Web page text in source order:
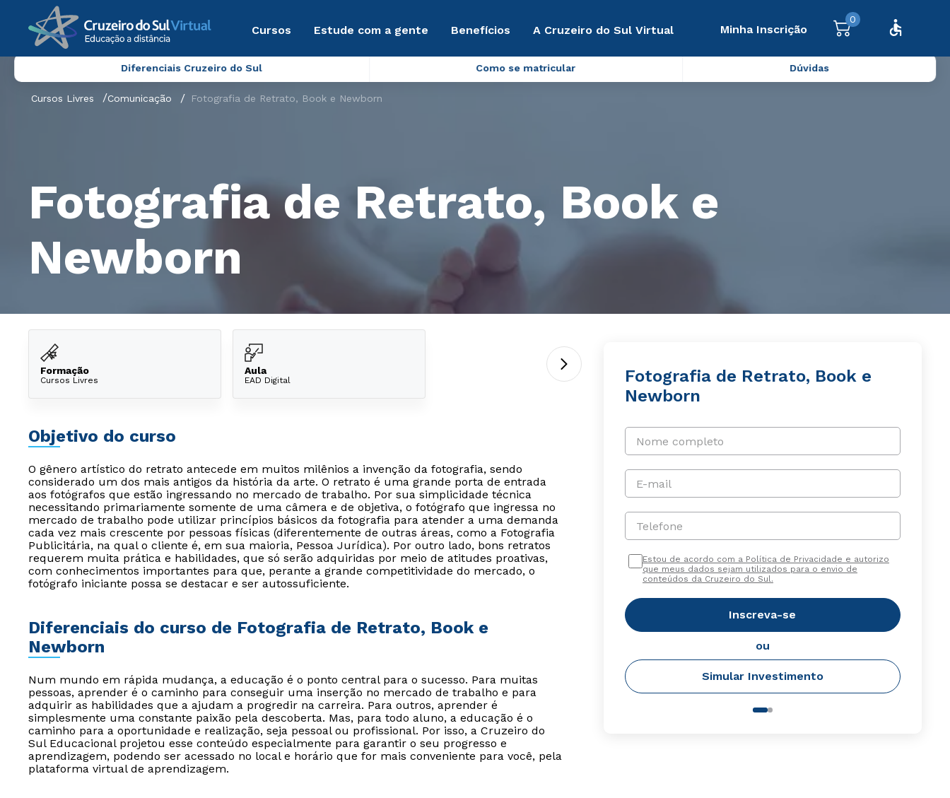
Cursos Estude com a gente Benefícios A Cruzeiro do Sul Virtual Minha Inscrição
0
Diferenciais Cruzeiro do Sul Como se matricular Dúvidas
Cursos Livres Comunicação Fotografia de Retrato, Book e Newborn
Fotografia de Retrato, Book e
Newborn
Formação
Cursos Livres
Aula
EAD Digital
Objetivo do curso
O gênero artístico do retrato antecede em muitos milênios a invenção da fotografia, sendo
considerado um dos mais antigos da história da arte. O retrato é uma grande porta de entrada
aos fotógrafos que estão ingressando no mercado de trabalho. Por sua simplicidade técnica
necessitando primariamente somente de uma câmera e de objetiva, o fotógrafo que ingressa no
mercado de trabalho pode utilizar princípios básicos da fotografia para atender a uma demanda
cada vez mais crescente por pessoas físicas (diferentemente de outras áreas, como a Fotografia
Publicitária, na qual o cliente é, em sua maioria, Pessoa Jurídica). Por outro lado, bons retratos
requerem muita prática e habilidades, que só serão adquiridas por meio de atitudes proativas,
com conhecimentos importantes para que, perante a grande competitividade do mercado, o
fotógrafo iniciante possa se destacar e ser autossuficiente.
Diferenciais do curso de Fotografia de Retrato, Book e
Newborn
Num mundo em rápida mudança, a educação é o ponto central para o sucesso. Para muitas
pessoas, aprender é o caminho para conseguir uma inserção no mercado de trabalho e para
adquirir as habilidades que a ajudam a progredir na carreira. Para outros, aprender é
simplesmente uma constante paixão pela descoberta. Mas, para todo aluno, a educação é o
caminho para a oportunidade e realização, seja pessoal ou profissional. Por isso, a Cruzeiro do
Sul Educacional projetou esse conteúdo especialmente para garantir o seu progresso e
aprendizagem, podendo ser acessado no local e horário que for mais conveniente para você, pela
plataforma virtual de aprendizagem.
Fotografia de Retrato, Book e
Newborn
Nome completo
E-mail
Telefone
Estou de acordo com a Política de Privacidade e autorizo
que meus dados sejam utilizados para o envio de
conteúdos da Cruzeiro do Sul.
Inscreva-se
ou
Simular Investimento